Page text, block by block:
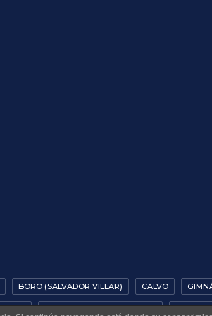
BORO (SALVADOR VILLAR) CALVO